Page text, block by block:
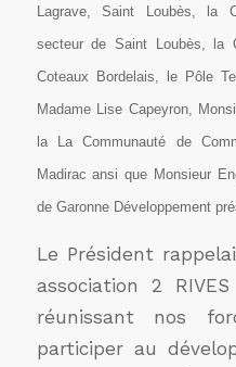
Lagrave, Saint Loubès, la
secteur de Saint Loubès, la
Coteaux Bordelais, le Pôle
Madame Lise Capeyron,
la
LaCommunauté de
Madirac ansi que Monsieur
de Garonne Développement
Le Président
association 2
réunissant nos
participer au